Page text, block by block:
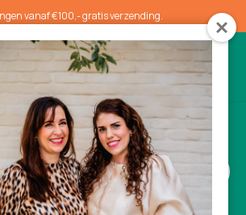
vanaf €100,- gratis verzending.
0
huid